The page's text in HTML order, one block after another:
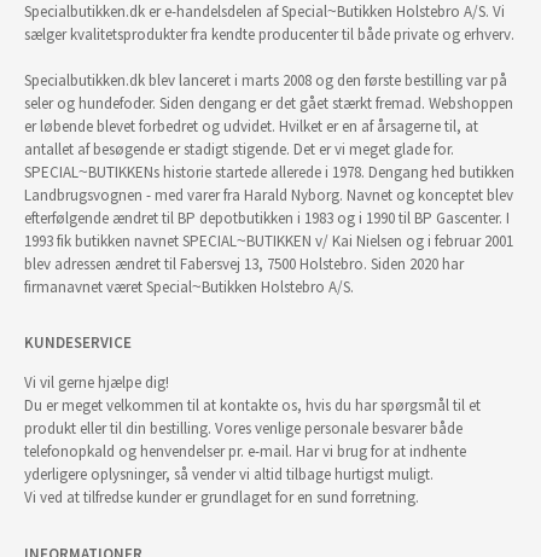
Specialbutikken.dk er e-handelsdelen af Special~Butikken Holstebro A/S. Vi
sælger kvalitetsprodukter fra kendte producenter til både private og erhverv.
Specialbutikken.dk blev lanceret i marts 2008 og den første bestilling var på
seler og hundefoder. Siden dengang er det gået stærkt fremad. Webshoppen
er løbende blevet forbedret og udvidet. Hvilket er en af årsagerne til, at
antallet af besøgende er stadigt stigende. Det er vi meget glade for.
SPECIAL~BUTIKKENs historie startede allerede i 1978. Dengang hed butikken
Landbrugsvognen - med varer fra Harald Nyborg. Navnet og konceptet blev
efterfølgende ændret til BP depotbutikken i 1983 og i 1990 til BP Gascenter. I
1993 fik butikken navnet SPECIAL~BUTIKKEN v/ Kai Nielsen og i februar 2001
blev adressen ændret til Fabersvej 13, 7500 Holstebro. Siden 2020 har
firmanavnet været Special~Butikken Holstebro A/S.
KUNDESERVICE
Vi vil gerne hjælpe dig!
Du er meget velkommen til at kontakte os, hvis du har spørgsmål til et
produkt eller til din bestilling. Vores venlige personale besvarer både
telefonopkald og henvendelser pr. e-mail. Har vi brug for at indhente
yderligere oplysninger, så vender vi altid tilbage hurtigst muligt.
Vi ved at tilfredse kunder er grundlaget for en sund forretning.